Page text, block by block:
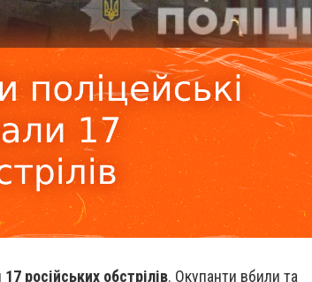
17 російських обстрілів. Окупанти вбили та